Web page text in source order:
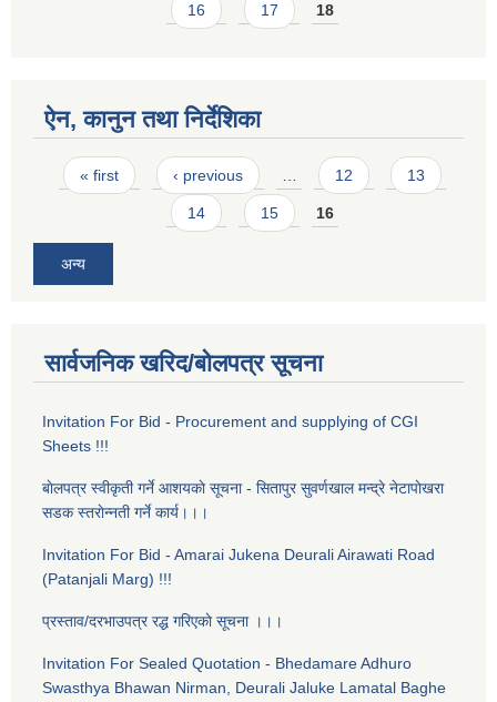
16 17 18
ऐन, कानुन तथा निर्देशिका
Pages
« first ‹ previous 12 13
14 15 16
अन्य
सार्वजनिक खरिद/बोलपत्र सूचना
Invitation For Bid - Procurement and supplying of CGI
Sheets !!!
बाेलपत्र स्वीकृती गर्ने आशयकाे सूचना - सितापुर सुवर्णखाल मन्द्रे नेटापाेखरा
सडक स्तराेन्नती गर्ने कार्य।।।
Invitation For Bid - Amarai Jukena Deurali Airawati Road
(Patanjali Marg) !!!
प्रस्ताव/दरभाउपत्र रद्ध गरिएकाे सूचना ।।।
Invitation For Sealed Quotation - Bhedamare Adhuro
Swasthya Bhawan Nirman, Deurali Jaluke Lamatal Baghe